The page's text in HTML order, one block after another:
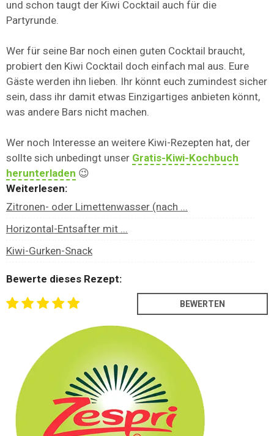
und schon taugt der Kiwi Cocktail auch für die
Partyrunde.
Wer für seine Bar noch einen guten Cocktail braucht,
probiert den Kiwi Cocktail doch einfach mal aus. Eure
Gäste werden ihn lieben. Ihr könnt euch zumindest sicher
sein, dass ihr damit etwas Einzigartiges anbieten könnt,
was andere Bars nicht machen.
Wer noch Interesse an weitere Kiwi-Rezepten hat, der
sollte sich unbedingt unser Gratis-Kiwi-Kochbuch
herunterladen 😉
Weiterlesen:
Zitronen- oder Limettenwasser (nach ...
Horizontal-Entsafter mit ...
Kiwi-Gurken-Snack
Bewerte dieses Rezept: